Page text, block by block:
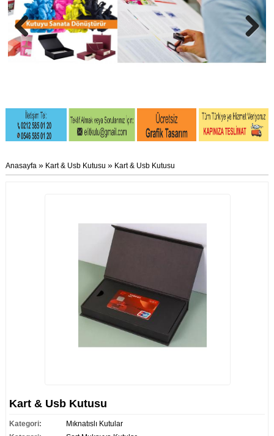
Previous
Anasayfa » Kart & Usb Kutusu » Kart & Usb Kutusu
Kart & Usb Kutusu
Kategori:
Mıknatıslı Kutular